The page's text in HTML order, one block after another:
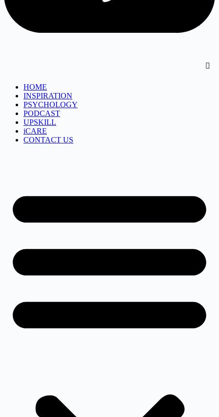
HOME
INSPIRATION
PSYCHOLOGY
PODCAST
UPSKILL
iCARE
CONTACT US